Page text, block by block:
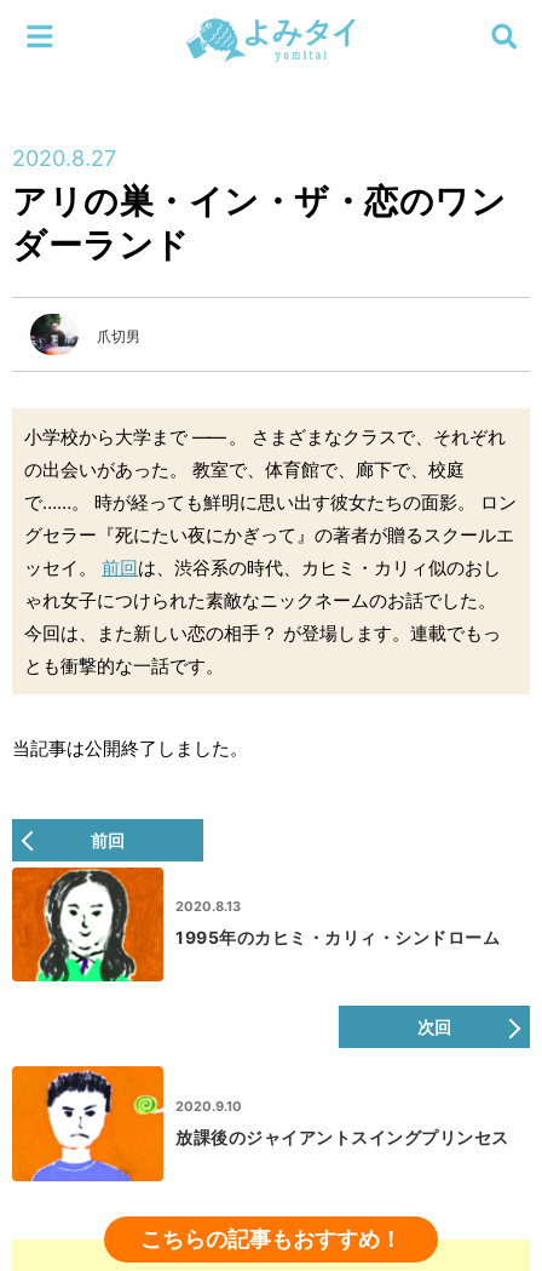
特集
編集部
検索する
メニューを閉じる
2020.8.27
アリの巣・イン・ザ・恋のワン
ダーランド
爪切男
小学校から大学まで ―― 。 さまざまなクラスで、それぞれ
の出会いがあった。 教室で、体育館で、廊下で、校庭
で……。 時が経っても鮮明に思い出す彼女たちの面影。 ロン
グセラー『死にたい夜にかぎって』の著者が贈るスクールエ
ッセイ。 前回は、渋谷系の時代、カヒミ・カリィ似のおし
ゃれ女子につけられた素敵なニックネームのお話でした。
今回は、また新しい恋の相手？ が登場します。連載でもっ
とも衝撃的な一話です。
当記事は公開終了しました。
前回
2020.8.13
1995年のカヒミ・カリィ・シンドローム
次回
2020.9.10
放課後のジャイアントスイングプリンセス
こちらの記事もおすすめ！